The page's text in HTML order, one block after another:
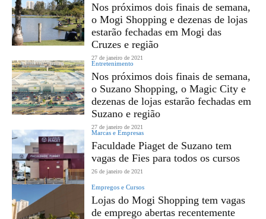
Nos próximos dois finais de semana,
o Mogi Shopping e dezenas de lojas
estarão fechadas em Mogi das
Cruzes e região
27 de janeiro de 2021
Entretenimento
Nos próximos dois finais de semana,
o Suzano Shopping, o Magic City e
dezenas de lojas estarão fechadas em
Suzano e região
27 de janeiro de 2021
Marcas e Empresas
Faculdade Piaget de Suzano tem
vagas de Fies para todos os cursos
26 de janeiro de 2021
Empregos e Cursos
Lojas do Mogi Shopping tem vagas
de emprego abertas recentemente